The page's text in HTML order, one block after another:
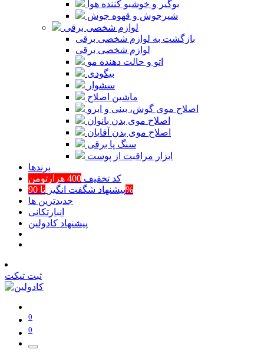
بوگیر و خوشبو کننده هوا
شیرجوش و قهوه جوش
لوازم شخصی برقی
بازگشت به لوازم شخصی برقی
لوازم شخصی برقی
اتو و حالت دهنده مو
بیگودی
سشوار
ماشین اصلاح
اصلاح موی گوش، بینی و ابرو
اصلاح موی بدن بانوان
اصلاح موی بدن آقایان
سنگ پا برقی
ابزار مراقبت از پوست
برند‌ها
کد تخفیف 400 هزارتومن
پیشنهاد شگفت انگیزتا 90%
جدیدترین ها
انبارتکانی
پیشنهاد کادولین
ثبت تیکت
0
0